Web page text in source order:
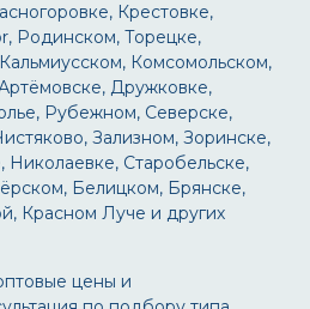
Крестовке,
Родинском, Торецке,
Комсомольском,
Дружковке,
Рубежном, Северске,
Зализном, Зоринске,
Старобельске,
Белицком, Брянске,
Красном Луче и других
цены и